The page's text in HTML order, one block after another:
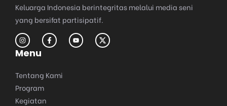
Keluarga Indonesia berintegritas melalui media seni
yang bersifat partisipatif​.
Menu
Tentang Kami
Program
Kegiatan